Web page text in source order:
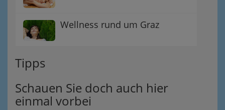
Wellness rund um Graz
Tipps
Schauen Sie doch auch hier
einmal vorbei